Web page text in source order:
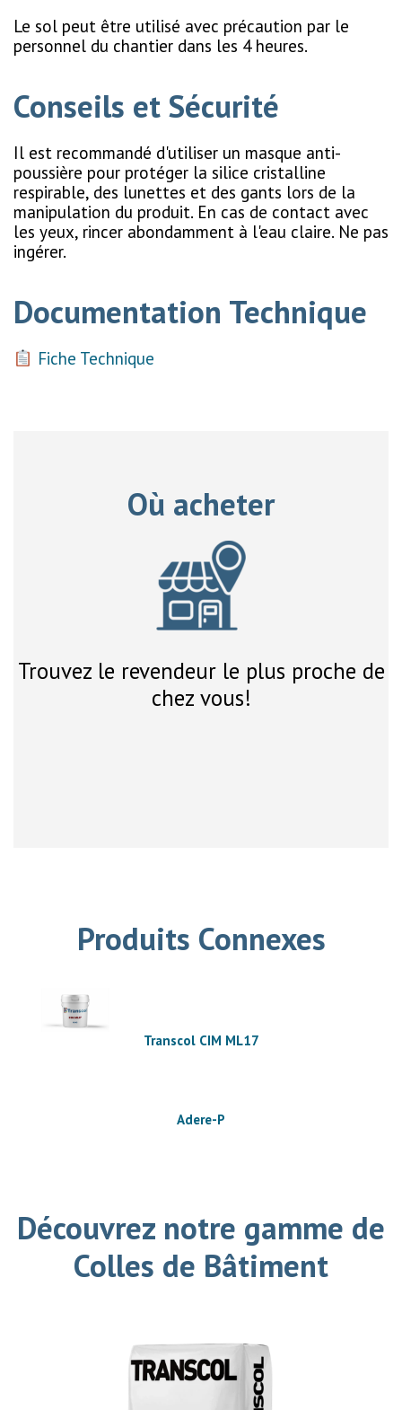
Le sol peut être utilisé avec précaution par le
personnel du chantier dans les 4 heures.
Conseils et Sécurité
Il est recommandé d'utiliser un masque anti-
poussière pour protéger la silice cristalline
respirable, des lunettes et des gants lors de la
manipulation du produit. En cas de contact avec
les yeux, rincer abondamment à l'eau claire. Ne pas
ingérer.
Documentation Technique
Fiche Technique
Où acheter
Trouvez le revendeur le plus proche de
chez vous!
Produits Connexes
Transcol CIM ML17
Adere-P
Découvrez notre gamme de
Colles de Bâtiment